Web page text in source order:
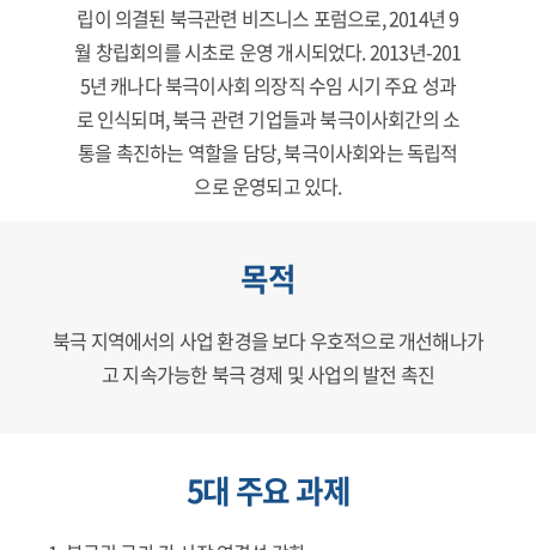
립이 의결된 북극관련 비즈니스 포럼으로, 2014년 9
월 창립회의를 시초로 운영 개시되었다. 2013년-201
5년 캐나다 북극이사회 의장직 수임 시기 주요 성과
로 인식되며, 북극 관련 기업들과 북극이사회간의 소
통을 촉진하는 역할을 담당, 북극이사회와는 독립적
으로 운영되고 있다.
목적
북극 지역에서의 사업 환경을 보다 우호적으로 개선해나가
고 지속가능한 북극 경제 및 사업의 발전 촉진
5대 주요 과제